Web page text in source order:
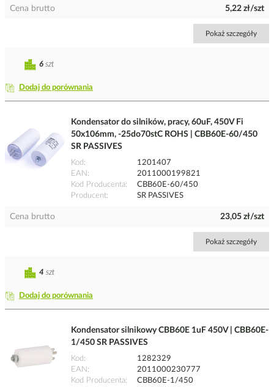
Cena brutto 5,22 zł/szt
Pokaż szczegóły
Dodaj do porównania
6 szt
Kondensator do silników, pracy, 60uF, 450V Fi
50x106mm, -25do70stC ROHS | CBB60E-60/450
SR PASSIVES
Kod
1201407
EAN
2011000199821
Kod Producenta
CBB60E-60/450
Producent
SR PASSIVES
Cena brutto 23,05 zł/szt
Pokaż szczegóły
Dodaj do porównania
4 szt
Kondensator silnikowy CBB60E 1uF 450V | CBB60E-
1/450 SR PASSIVES
Kod
1282329
EAN
2011000230777
Kod Producenta
CBB60E-1/450